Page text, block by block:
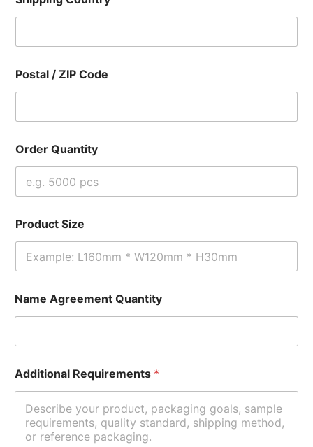
Postal / ZIP Code
Order Quantity
Product Size
Name Agreement Quantity
Additional Requirements *